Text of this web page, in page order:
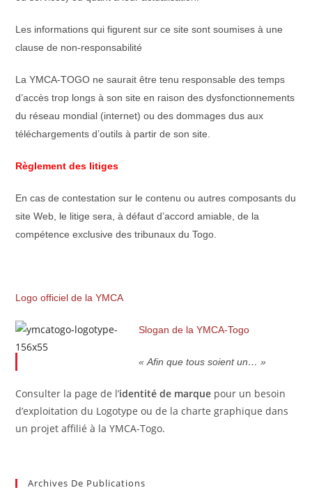
Les informations qui figurent sur ce site sont soumises à une
clause de non-responsabilité
La YMCA-TOGO ne saurait être tenu responsable des temps
d’accès trop longs à son site en raison des dysfonctionnements
du réseau mondial (internet) ou des dommages dus aux
téléchargements d’outils à partir de son site.
Règlement des litiges
En cas de contestation sur le contenu ou autres composants du
site Web, le litige sera, à défaut d’accord amiable, de la
compétence exclusive des tribunaux du Togo.
Logo officiel de la YMCA
Slogan de la YMCA-Togo
« Afin que tous soient un… »
Consulter la page de l’identité de marque pour un besoin
d’exploitation du Logotype ou de la charte graphique dans
un projet affilié à la YMCA-Togo.
Archives De Publications